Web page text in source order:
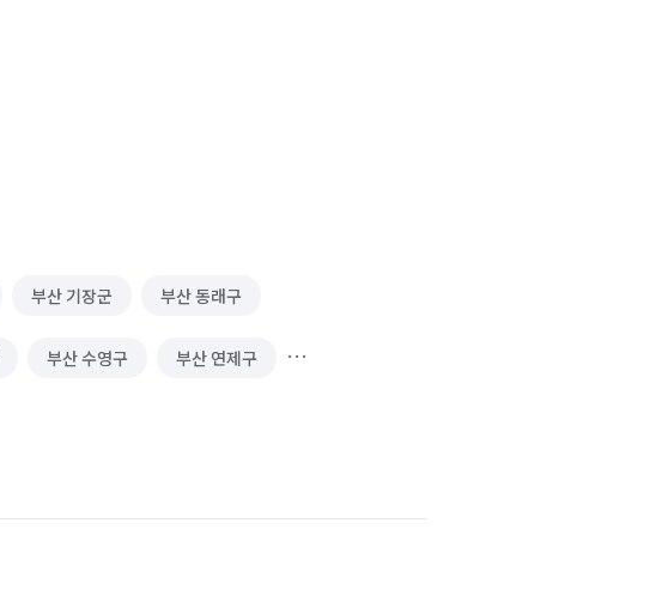
부산 기장군 부산 동래구
부산 수영구 부산 연제구